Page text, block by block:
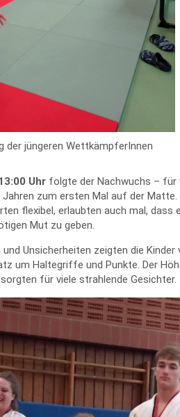
der jüngeren WettkämpferInnen
Uhr folgte der Nachwuchs – für
zum ersten Mal auf der
flexibel, erlaubten auch mal,
Mut zu geben.
und Unsicherheiten zeigten die
um Haltegriffe und Punkte. Der
sorgten für viele strahlende Gesichter.